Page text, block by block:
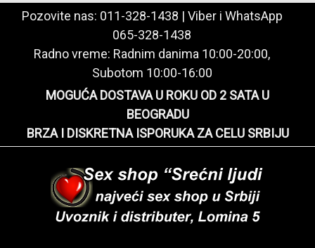
Pozovite nas: 011-328-1438 | Viber i WhatsApp
065-328-1438
Radno vreme: Radnim danima 10:00-20:00,
Subotom 10:00-16:00
MOGUĆA DOSTAVA U ROKU OD 2 SATA U
BEOGRADU
BRZA I DISKRETNA ISPORUKA ZA CELU SRBIJU